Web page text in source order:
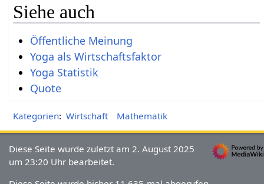
Siehe auch
Öffentliche Meinung
Yoga als Wirtschaftsfaktor
Yoga Statistik
Quote
Kategorien: Wirtschaft Mathematik
Diese Seite wurde zuletzt am 2. August 2025
um 23:20 Uhr bearbeitet.